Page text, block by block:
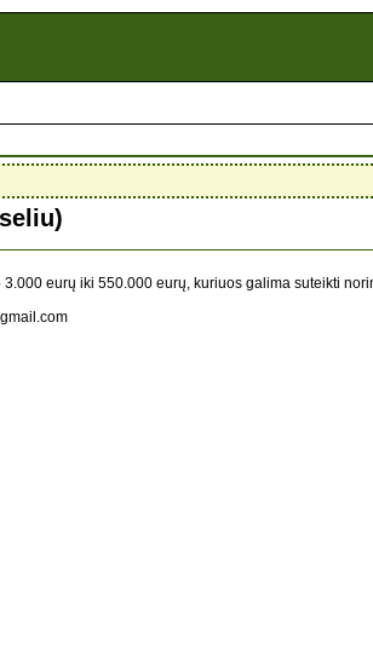
eurų iki 550.000 eurų, kuriuos galima suteikti